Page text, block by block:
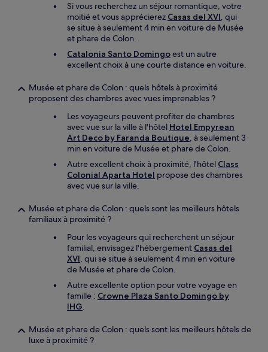
Si vous recherchez un séjour romantique, votre
moitié et vous apprécierez Casas del XVI, qui
se situe à seulement 4 min en voiture de Musée
et phare de Colon.
Catalonia Santo Domingoest un autre
excellent choix à une courte distance en voiture.
Musée et phare de Colon : quels hôtels à proximité
proposent des chambres avec vues imprenables ?
Les voyageurs peuvent profiter de chambres
avec vue sur la ville à l'hôtel Hotel Empyrean
Art Deco by Faranda Boutique, à seulement 3
min en voiture de Musée et phare de Colon.
Autre excellent choix à proximité, l'hôtel Class
Colonial Aparta Hotel propose des chambres
avec vue sur la ville.
Musée et phare de Colon : quels sont les meilleurs hôtels
familiaux à proximité ?
Pour les voyageurs qui recherchent un séjour
familial, envisagez l'hébergement Casas del
XVI, qui se situe à seulement 4 min en voiture
de Musée et phare de Colon.
Autre excellente option pour votre voyage en
famille : Crowne Plaza Santo Domingo by
IHG.
Musée et phare de Colon : quels sont les meilleurs hôtels de
luxe à proximité ?